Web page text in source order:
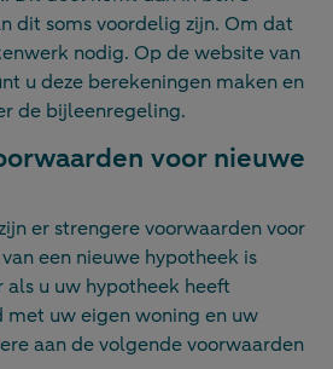
dit soms voordelig zijn. Om dat
nodig. Op de website van
u deze berekeningen maken en
de bijleenregeling.
voor nieuwe
er strengere voorwaarden voor
een nieuwe hypotheek is
u uw hypotheek heeft
met uw eigen woning en uw
aan de volgende voorwaarden